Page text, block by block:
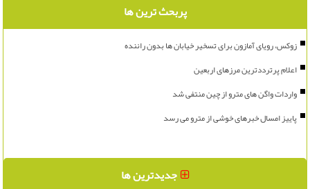
پربحث ترین ها
زوکس، رویای آمازون برای تسخیر خیابان ها بدون راننده
اعلام پرترددترین مرزهای اربعین
واردات واگن های مترو از چین منتفی شد
پاییز امسال خبرهای خوشی از مترو می رسد
جدیدترین ها